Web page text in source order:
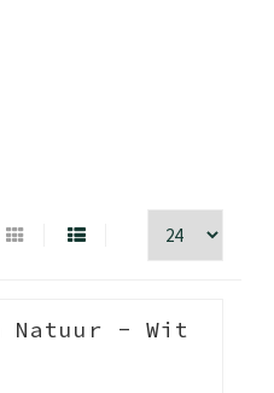
Natuur - Wit